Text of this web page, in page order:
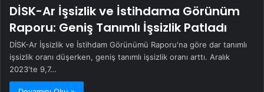
DİSK-Ar İşsizlik ve İstihdama Görünüm
Raporu: Geniş Tanımlı İşsizlik Patladı
DİSK-Ar İşsizlik ve İstihdam Görünümü Raporu'na göre dar tanımlı
işsizlik oranı düşerken, geniş tanımlı işsizlik oranı arttı. Aralık
2023'te 9,7…